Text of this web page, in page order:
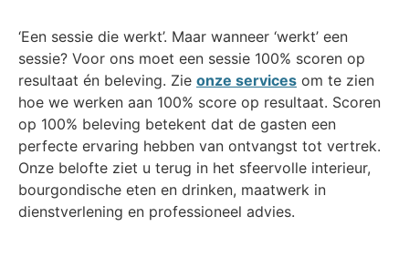
‘Een sessie die werkt’. Maar wanneer ‘werkt’ een
sessie? Voor ons moet een sessie 100% scoren op
resultaat én beleving. Zie onze services om te zien
hoe we werken aan 100% score op resultaat. Scoren
op 100% beleving betekent dat de gasten een
perfecte ervaring hebben van ontvangst tot vertrek.
Onze belofte ziet u terug in het sfeervolle interieur,
bourgondische eten en drinken, maatwerk in
dienstverlening en professioneel advies.